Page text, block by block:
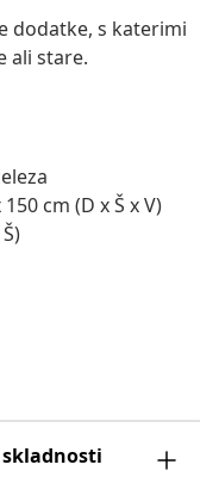
dodatke, s katerimi
ali stare.
cm (D x Š x V)